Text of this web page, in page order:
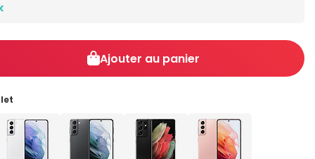
Ajouter au panier